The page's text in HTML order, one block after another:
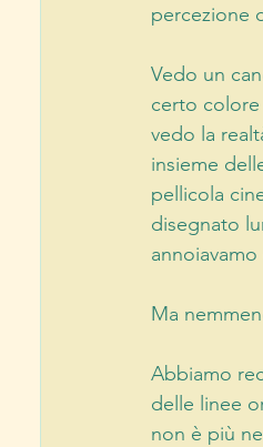
percezione
Vedo un
certo colore
vedo la
insieme
pellicola
disegnato
Ma
Abbiamo
delle linee
non è più